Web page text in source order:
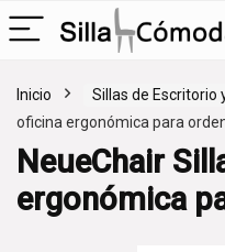
Inicio Sillas de Escritorio
oficina ergonómica para
NeueChair
ergonómica